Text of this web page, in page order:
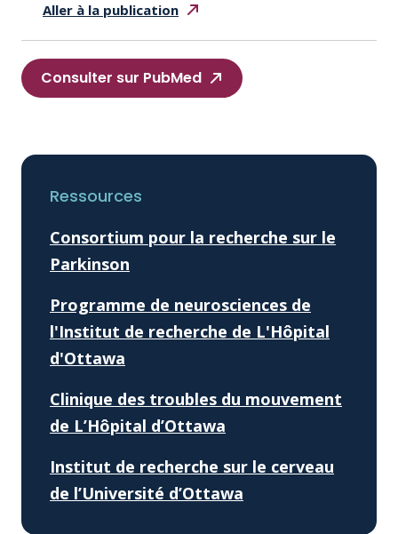
Aller à la publication
Consulter sur PubMed
Ressources
Consortium pour la recherche sur le
Parkinson
Programme de neurosciences de
l'Institut de recherche de L'Hôpital
d'Ottawa
Clinique des troubles du mouvement
de L’Hôpital d’Ottawa
Institut de recherche sur le cerveau
de l’Université d’Ottawa